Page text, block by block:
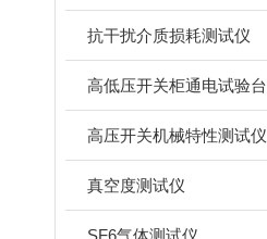
抗干扰介质损耗测试仪
高低压开关柜通电试验台
高压开关机械特性测试仪
真空度测试仪
SF6气体测试仪